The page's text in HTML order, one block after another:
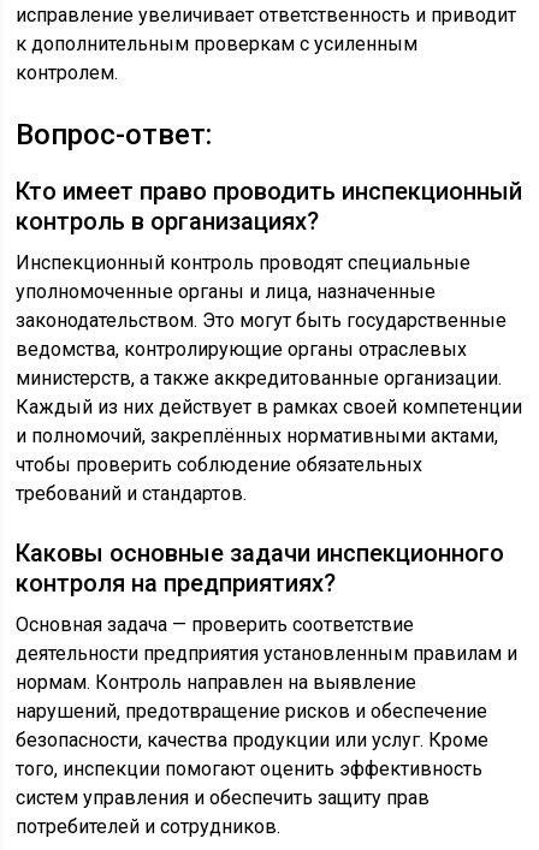
исправление увеличивает ответственность и приводит
к дополнительным проверкам с усиленным
контролем.
Вопрос-ответ:
Кто имеет право проводить инспекционный
контроль в организациях?
Инспекционный контроль проводят специальные
уполномоченные органы и лица, назначенные
законодательством. Это могут быть государственные
ведомства, контролирующие органы отраслевых
министерств, а также аккредитованные организации.
Каждый из них действует в рамках своей компетенции
и полномочий, закреплённых нормативными актами,
чтобы проверить соблюдение обязательных
требований и стандартов.
Каковы основные задачи инспекционного
контроля на предприятиях?
Основная задача — проверить соответствие
деятельности предприятия установленным правилам и
нормам. Контроль направлен на выявление
нарушений, предотвращение рисков и обеспечение
безопасности, качества продукции или услуг. Кроме
того, инспекции помогают оценить эффективность
систем управления и обеспечить защиту прав
потребителей и сотрудников.